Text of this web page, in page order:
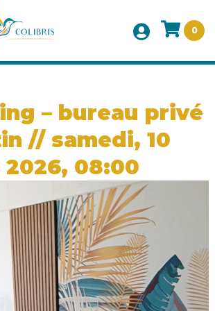
0
– bureau privé
// samedi, 10
08:00